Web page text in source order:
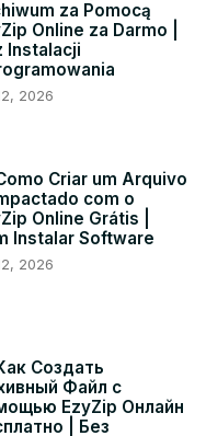
za Pomocą
Online za Darmo |
Instalacji
2026
Criar um Arquivo
com o
Online Grátis |
Instalar Software
2026
Создать
Файл с
EzyZip Онлайн
| Без